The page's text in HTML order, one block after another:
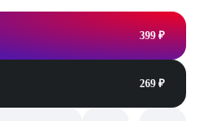
399 ₽
269 ₽